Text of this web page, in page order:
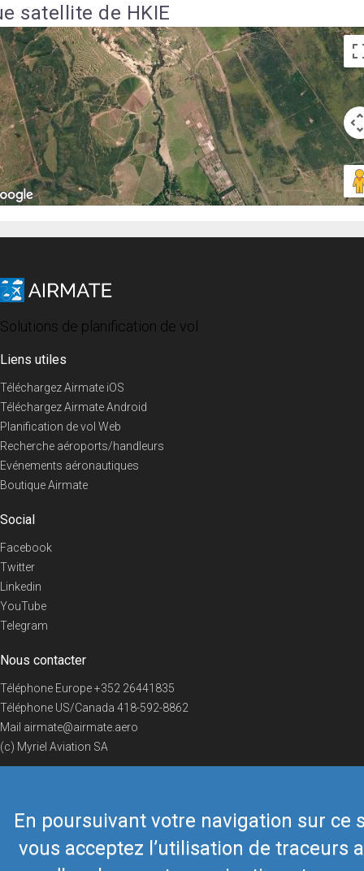
En poursuivant votre navigation sur ce
vous acceptez l’utilisation de traceurs
satellite de HKIE
Solutions de planification de vol
Liens utiles
Téléchargez Airmate iOS
Téléchargez Airmate Android
Planification de vol Web
Recherche aéroports/handleurs
Evénements aéronautiques
Boutique Airmate
Social
Facebook
Twitter
Linkedin
YouTube
Telegram
Nous contacter
Téléphone Europe+352 26441835
Téléphone US/Canada 418-592-8862
Mail airmate@airmate.aero
(c) Myriel Aviation SA
© 2019 Airmate - Conditions d'utilisation - Vie privée Back to top